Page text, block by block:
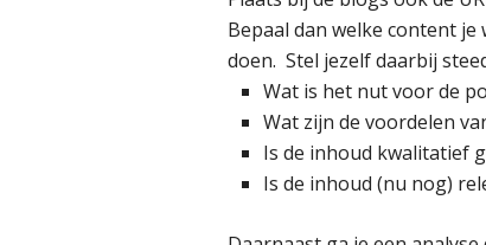
Bepaal dan welke content
doen. Stel jezelf daarbij
Wat is het nut voor de
Wat zijn de voordelen
Is de inhoud kwalitatief
Is de inhoud (nu nog)